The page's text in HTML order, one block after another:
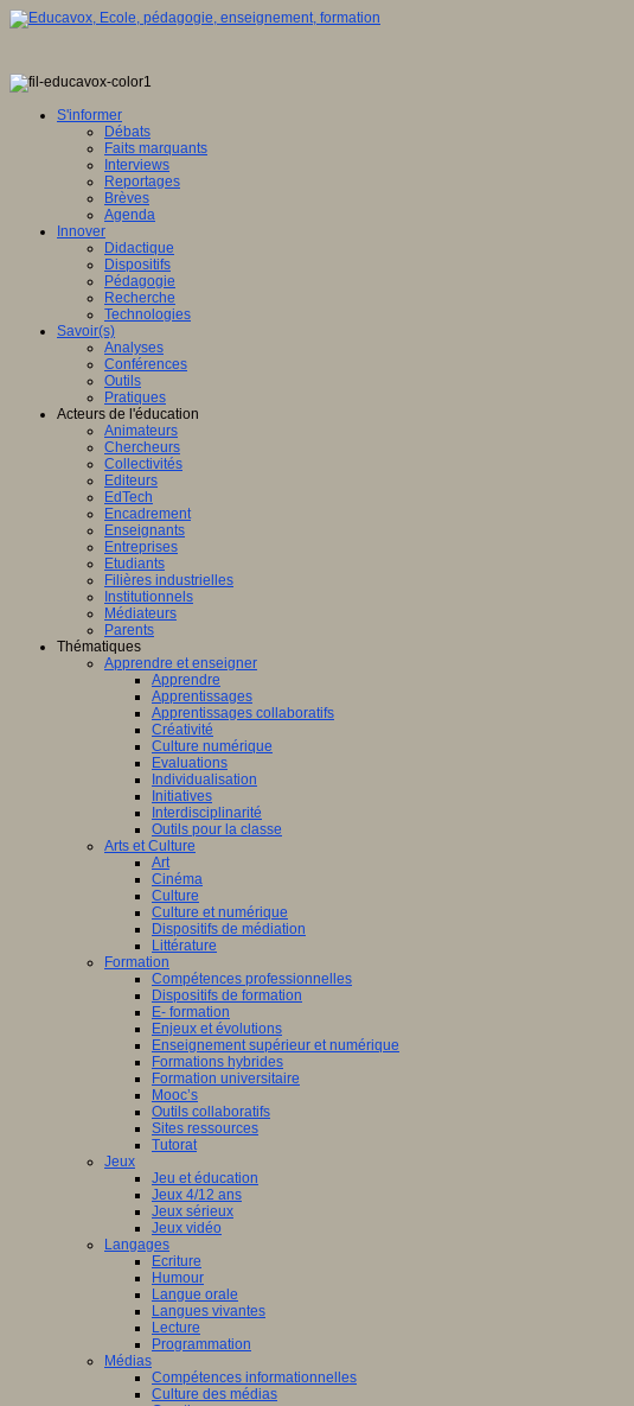
S'informer
Débats
Faits marquants
Interviews
Reportages
Brèves
Agenda
Innover
Didactique
Dispositifs
Pédagogie
Recherche
Technologies
Savoir(s)
Analyses
Conférences
Outils
Pratiques
Acteurs de l'éducation
Animateurs
Chercheurs
Collectivités
Editeurs
EdTech
Encadrement
Enseignants
Entreprises
Etudiants
Filières industrielles
Institutionnels
Médiateurs
Parents
Thématiques
Apprendre et enseigner
Apprendre
Apprentissages
Apprentissages collaboratifs
Créativité
Culture numérique
Evaluations
Individualisation
Initiatives
Interdisciplinarité
Outils pour la classe
Arts et Culture
Art
Cinéma
Culture
Culture et numérique
Dispositifs de médiation
Littérature
Formation
Compétences professionnelles
Dispositifs de formation
E- formation
Enjeux et évolutions
Enseignement supérieur et numérique
Formations hybrides
Formation universitaire
Mooc’s
Outils collaboratifs
Sites ressources
Tutorat
Jeux
Jeu et éducation
Jeux 4/12 ans
Jeux sérieux
Jeux vidéo
Langages
Ecriture
Humour
Langue orale
Langues vivantes
Lecture
Programmation
Médias
Compétences informationnelles
Culture des médias